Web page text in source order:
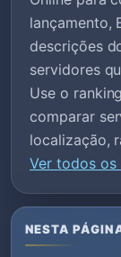
lançamento,
descrições
servidores
Use o
comparar
localização,
Ver todos os
NESTA